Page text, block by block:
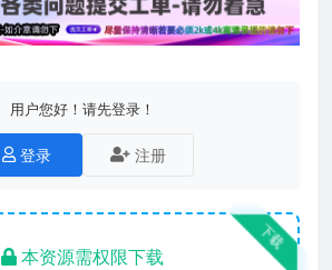
用户您好！请先登录！
登录 注册
下载
本资源需权限下载